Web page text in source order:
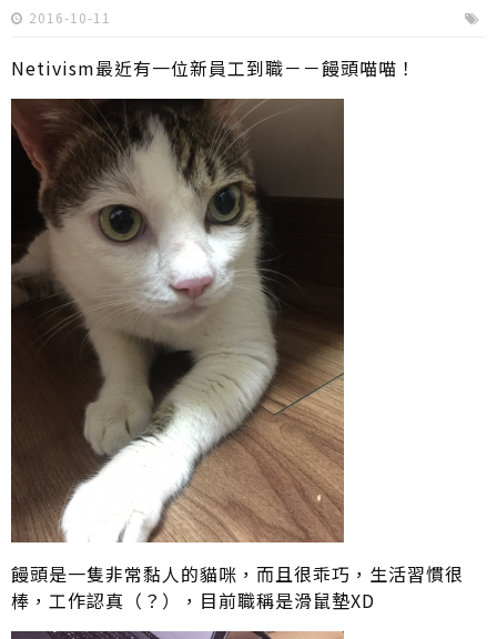
2016-10-11
Netivism最近有一位新員工到職－－饅頭喵喵！
饅頭是一隻非常黏人的貓咪，而且很乖巧，生活習慣很
棒，工作認真（？），目前職稱是滑鼠墊XD